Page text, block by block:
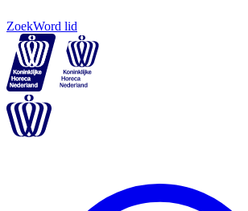
ZoekWord lid